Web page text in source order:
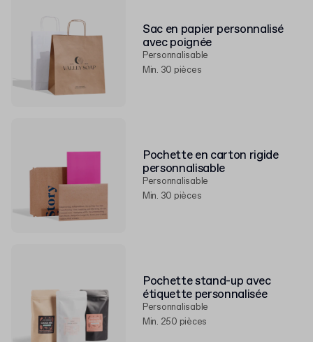
Sac en papier personnalisé
avec poignée
Personnalisable
Min. 30 pièces
Pochette en carton rigide
personnalisable
Personnalisable
Min. 30 pièces
Pochette stand-up avec
étiquette personnalisée
Personnalisable
Min. 250 pièces